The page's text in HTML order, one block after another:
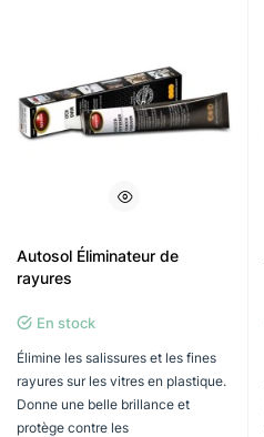
Autosol Éliminateur de
rayures
En stock
Élimine les salissures et les fines
rayures sur les vitres en plastique.
Donne une belle brillance et
protège contre les